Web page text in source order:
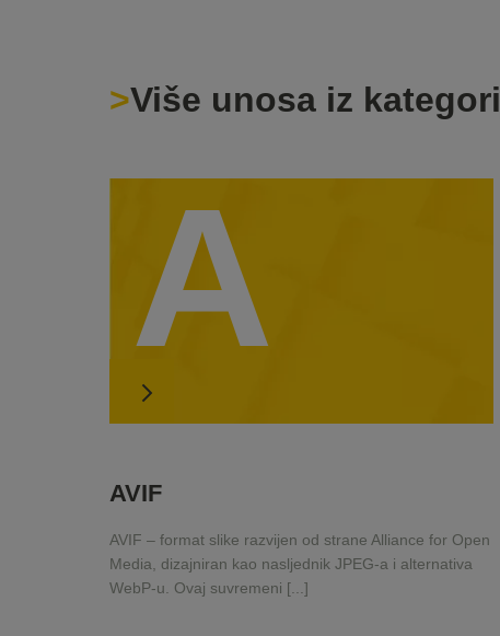
Više unosa iz
A
AVIF
AVIF – format slike razvijen od strane Alliance for Open
Media, dizajniran kao nasljednik JPEG-a i alternativa
WebP-u. Ovaj suvremeni [...]